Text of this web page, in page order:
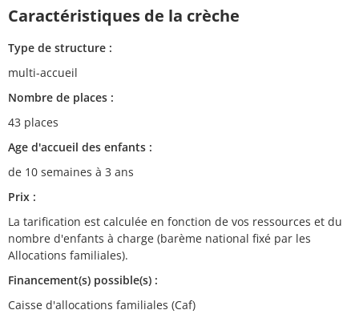
Caractéristiques de la crèche
Type de structure :
multi-accueil
Nombre de places :
43 places
Age d'accueil des enfants :
de 10 semaines à 3 ans
Prix :
La tarification est calculée en fonction de vos ressources et du
nombre d'enfants à charge (barème national fixé par les
Allocations familiales).
Financement(s) possible(s) :
Caisse d'allocations familiales (Caf)